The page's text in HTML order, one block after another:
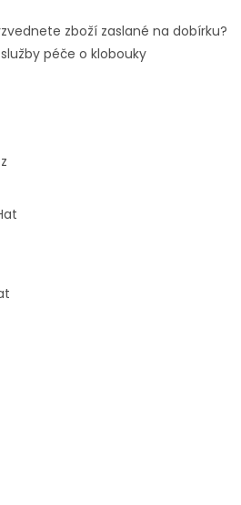
zboží zaslané na dobírku?
péče o klobouky